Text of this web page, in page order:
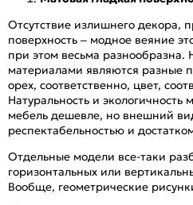
Отсутствие излишнего декора,
поверхность – модное веяние
при этом весьма
материалами являются разные
орех, соответственно, цвет,
Натуральность и экологичность
мебель дешевле, но внешний
респектабельностью и
Отдельные модели все-таки
горизонтальных или
Вообще, геометрические